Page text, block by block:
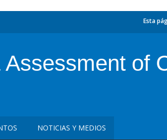
Esta
of
NOTICIAS Y MEDIOS